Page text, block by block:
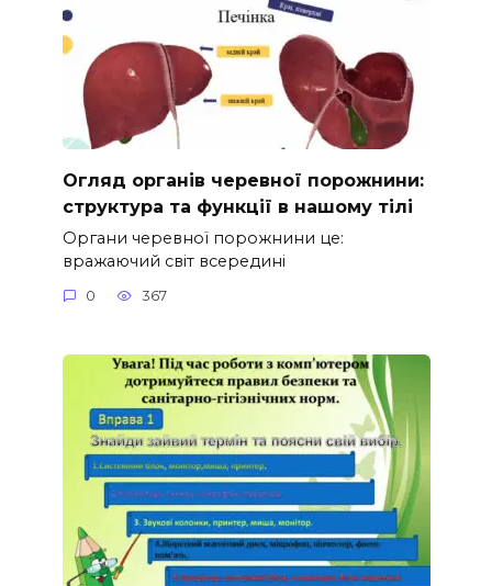
Огляд органів черевної порожнини:
структура та функції в нашому тілі
Органи черевної порожнини це:
вражаючий світ всередині
0 367